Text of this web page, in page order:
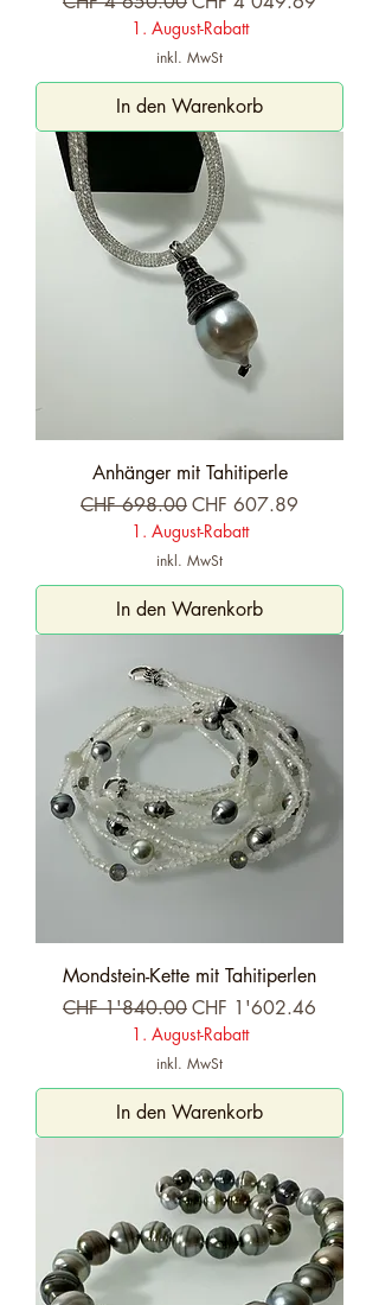
1. August-Rabatt
inkl. MwSt
In den Warenkorb
Anhänger mit Tahitiperle
Standardpreis
CHF 698.00Sale-Preis
CHF 607.89
1. August-Rabatt
inkl. MwSt
In den Warenkorb
Mondstein-Kette mit Tahitiperlen
Standardpreis
CHF 1'840.00Sale-Preis
CHF 1'602.46
1. August-Rabatt
inkl. MwSt
In den Warenkorb